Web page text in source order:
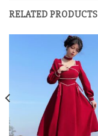
RELATED PRODUCTS